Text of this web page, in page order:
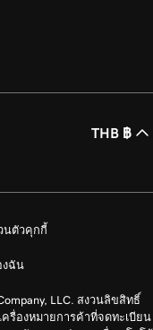
THB ฿
นตัวคุกกี้
งฉัน
LLC. สงวนลิขสิทธิ์
รื่องหมายการค้าที่จดทะเบียน